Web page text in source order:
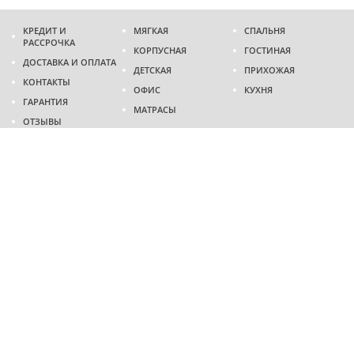
КРЕДИТ И
РАССРОЧКА
ДОСТАВКА И ОПЛАТА
КОНТАКТЫ
ГАРАНТИЯ
ОТЗЫВЫ
МЯГКАЯ
КОРПУСНАЯ
ДЕТСКАЯ
ОФИС
МАТРАСЫ
СПАЛЬНЯ
ГОСТИНАЯ
ПРИХОЖАЯ
КУХНЯ